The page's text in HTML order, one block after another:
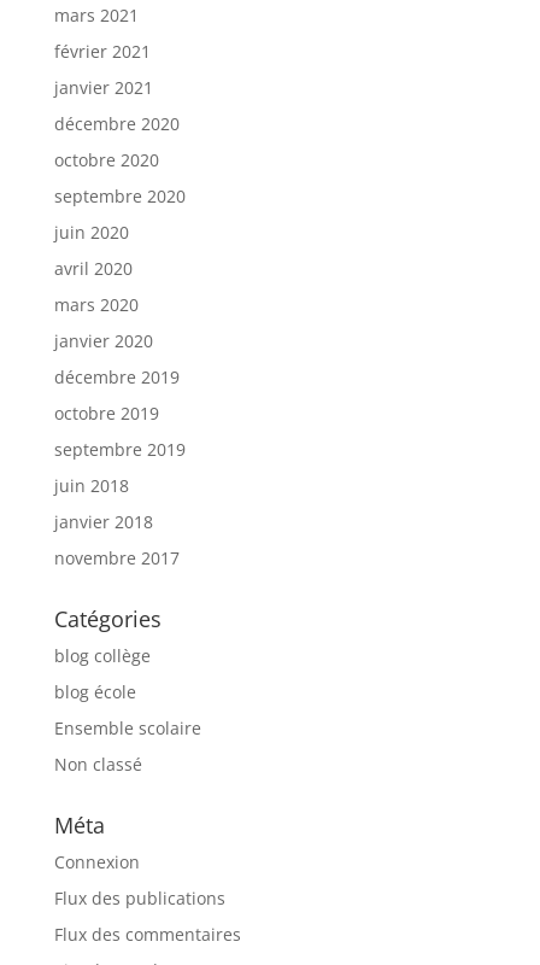
mars 2021
février 2021
janvier 2021
décembre 2020
octobre 2020
septembre 2020
juin 2020
avril 2020
mars 2020
janvier 2020
décembre 2019
octobre 2019
septembre 2019
juin 2018
janvier 2018
novembre 2017
Catégories
blog collège
blog école
Ensemble scolaire
Non classé
Méta
Connexion
Flux des publications
Flux des commentaires